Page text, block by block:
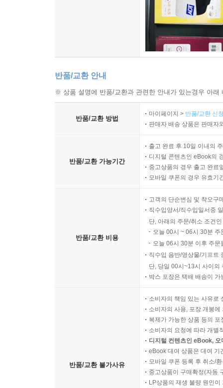
사례 06. 2025년도 시행 제14회 변호사시험 제2문
사례 07. 2021년도 제1차 변호사시험 모의시험
사례 09. 2014년 1차 모의고사 변형 : 탄핵소추, 법
사례 10. 2021년도 제3차 변호사시험 모의시험 제
반품/교환 안내
※ 상품 설명에 반품/교환과 관련한 안내가 있는경우 아
반품/교환 방법
마이페이지 > 반품/교환 신
판매자 배송 상품은 판매자
반품/교환 가능기간
출고 완료 후 10일 이내의
디지털 콘텐츠인 eBook의
중고상품의 경우 출고 완료
모바일 쿠폰의 경우 유효기
반품/교환 비용
고객의 단순변심 및 착오구
직수입양서/직수입일서중
단, 아래의 주문/취소 조건
오늘 00시 ~ 06시 30분
오늘 06시 30분 이후 주
직수입 음반/영상물/기프트
단, 당일 00시~13시 사이의
박스 포장은 택배 배송이
반품/교환 불가사유
소비자의 책임 있는 사유로
소비자의 사용, 포장 개봉
복제가 가능한 상품 등의
소비자의 요청에 따라 개별
디지털 컨텐츠인 eBook,
eBook 대여 상품은 대여 기
모바일 쿠폰 등록 후 취소/
중고상품이 구매확정(자동
LP상품의 재생 불량 원인